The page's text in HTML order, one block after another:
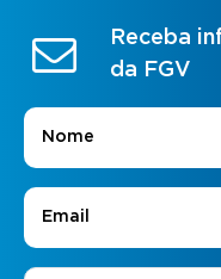
Receba
da FGV
Nome
E-mail